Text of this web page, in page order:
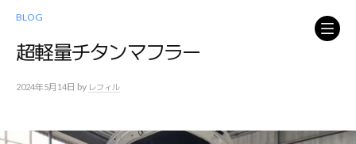
キ
BLOG
超軽量チタンマフラー
2024年5月14日 by レフィル